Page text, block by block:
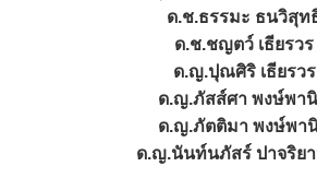
ด.ช.ธรรมะ ธนวิสุท
ด.ช.ชญตว์ เธียรวร
ด.ญ.ปุณศิริ เธียรวร
ด.ญ.ภัสส์ศา พงษ์พา
ด.ญ.ภัตติมา พงษ์พา
ด.ญ.นันท์นภัสร์ ปาจริย